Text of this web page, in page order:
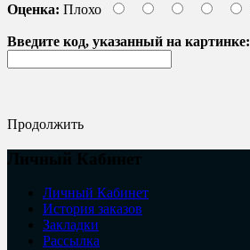
Оценка: Плохо
Введите код, указанный на картинке:
Продолжить
Личный Кабинет
История заказов
Закладки
Рассылка